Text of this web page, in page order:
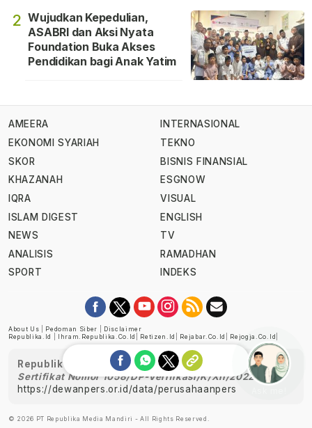
2 Wujudkan Kepedulian,
ASABRI dan Aksi Nyata
Foundation Buka Akses
Pendidikan bagi Anak Yatim
AMEERA
EKONOMI SYARIAH
SKOR
KHAZANAH
IQRA
ISLAM DIGEST
NEWS
ANALISIS
SPORT
INTERNASIONAL
TEKNO
BISNIS FINANSIAL
ESGNOW
VISUAL
ENGLISH
TV
RAMADHAN
INDEKS
About Us Pedoman Siber
Disclaimer
Republika.id
Ihram.republika.co.id Retizen.id Rejabar.co.id Rejogja.co.id
Republika telah diverifikasi oleh Dewan Pers
Sertifikat Nomor 1058/DP-Verifikasi/K/XII/2022
https://dewanpers.or.id/data/perusahaanpers
© 2026 PT Republika Media Mandiri - All Rights Reserved.